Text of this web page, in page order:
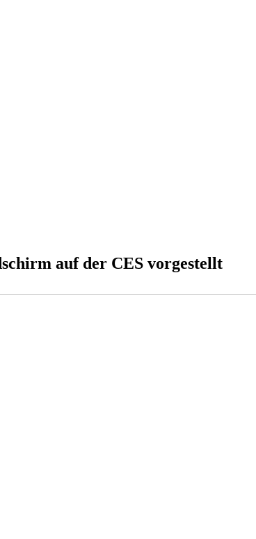
auf der CES vorgestellt